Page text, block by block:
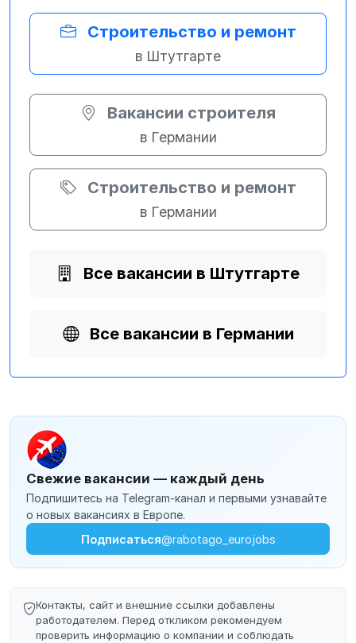
Строительство и ремонт
в Штутгарте
Вакансии строителя
в Германии
Строительство и ремонт
в Германии
Все вакансии в Штутгарте
Все вакансии в Германии
Свежие вакансии — каждый день
Подпишитесь на Telegram-канал и первыми узнавайте
о новых вакансиях в Европе.
Подписаться@rabotago_eurojobs
Контакты, сайт и внешние ссылки добавлены
работодателем. Перед откликом рекомендуем
проверить информацию о компании и соблюдать